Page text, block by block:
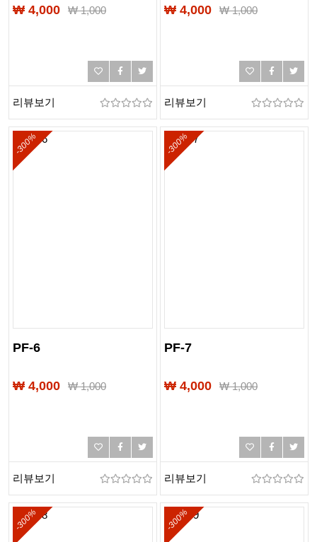
₩ 4,000 ₩1,000
리뷰보기
₩ 4,000 ₩1,000
리뷰보기
-300%
PF-6
₩ 4,000 ₩1,000
리뷰보기
-300%
PF-7
₩ 4,000 ₩1,000
리뷰보기
-300% -300%